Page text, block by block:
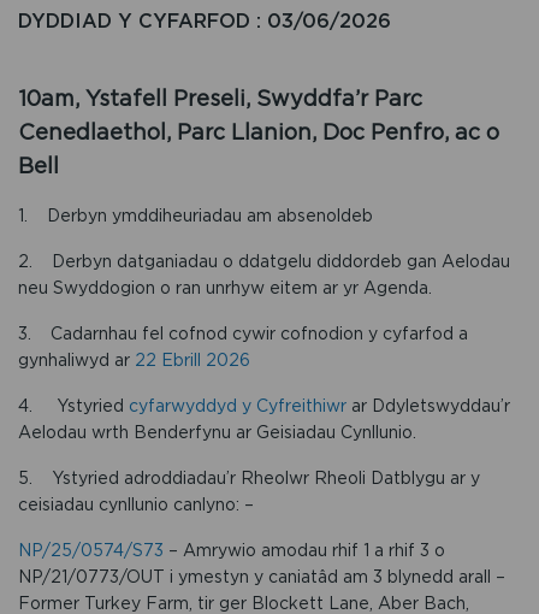
DYDDIAD Y CYFARFOD : 03/06/2026
10am, Ystafell Preseli, Swyddfa’r Parc
Cenedlaethol, Parc Llanion, Doc Penfro, ac o
Bell
1. Derbyn ymddiheuriadau am absenoldeb
2. Derbyn datganiadau o ddatgelu diddordeb gan Aelodau
neu Swyddogion o ran unrhyw eitem ar yr Agenda.
3. Cadarnhau fel cofnod cywir cofnodion y cyfarfod a
gynhaliwyd ar 22 Ebrill 2026
4. Ystyried cyfarwyddyd y Cyfreithiwr ar Ddyletswyddau’r
Aelodau wrth Benderfynu ar Geisiadau Cynllunio.
5. Ystyried adroddiadau’r Rheolwr Rheoli Datblygu ar y
ceisiadau cynllunio canlyno: –
NP/25/0574/S73 – Amrywio amodau rhif 1 a rhif 3 o
NP/21/0773/OUT i ymestyn y caniatâd am 3 blynedd arall –
Former Turkey Farm, tir ger Blockett Lane, Aber Bach,